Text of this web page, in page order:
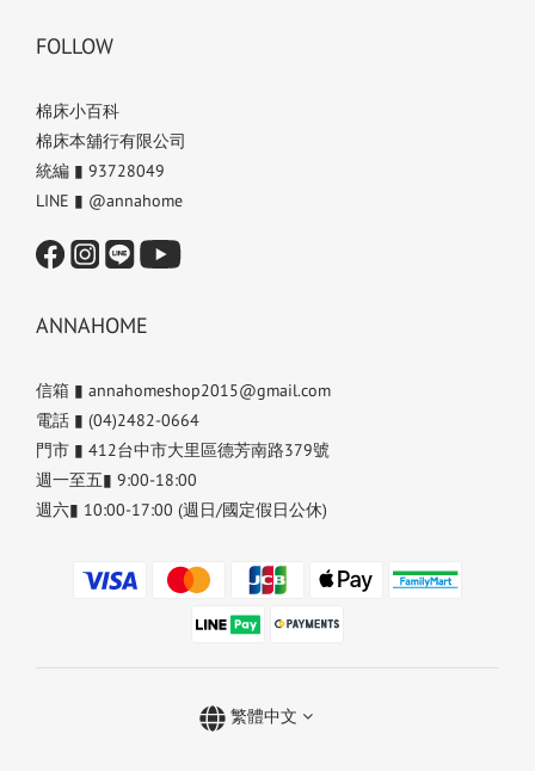
FOLLOW
棉床小百科
棉床本舖行有限公司
統編 ▮ 93728049
LINE ▮ @annahome
ANNAHOME
信箱 ▮ annahomeshop2015@gmail.com
電話 ▮ (04)2482-0664
門市 ▮ 412台中市大里區德芳南路379號
週一至五▮ 9:00-18:00
週六▮ 10:00-17:00 (週日/國定假日公休)
繁體中文